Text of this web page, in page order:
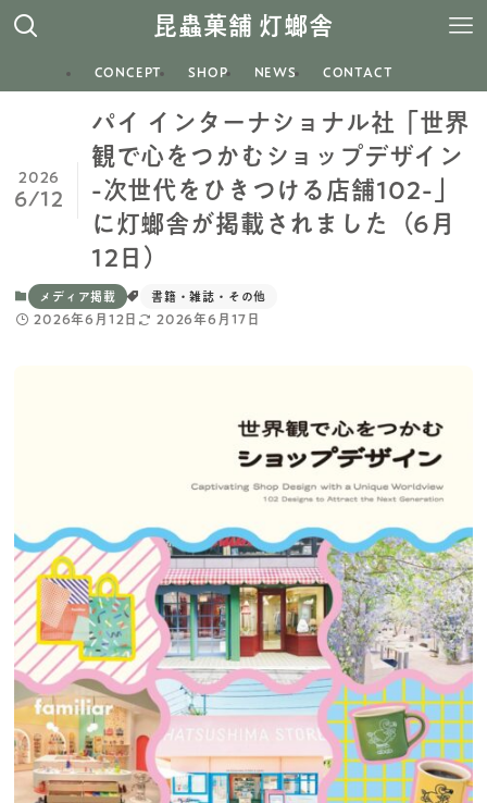
昆蟲菓舗 灯螂舎
CONCEPT SHOP NEWS CONTACT
パイ インターナショナル社「世界
観で心をつかむショップデザイン
-次世代をひきつける店舗102-」
に灯螂舎が掲載されました（6月
12日）
2026
6/12
メディア掲載 書籍・雑誌・その他
2026年6月12日 2026年6月17日